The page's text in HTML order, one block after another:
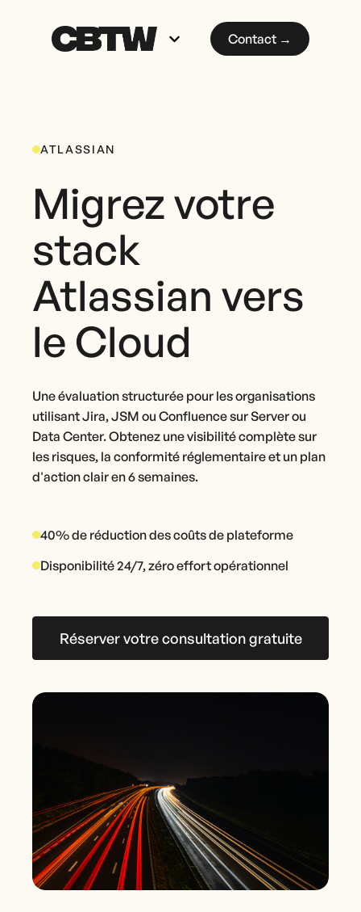
Contact →
ATLASSIAN
Migrez votre
stack
Atlassian vers
le Cloud
Une évaluation structurée pour les organisations
utilisant Jira, JSM ou Confluence sur Server ou
Data Center. Obtenez une visibilité complète sur
les risques, la conformité réglementaire et un plan
d'action clair en 6 semaines.
40% de réduction des coûts de plateforme
Disponibilité 24/7, zéro effort opérationnel
Réserver votre consultation gratuite